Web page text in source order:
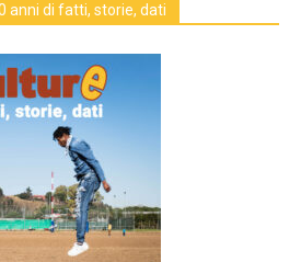
anni di fatti, storie, dati